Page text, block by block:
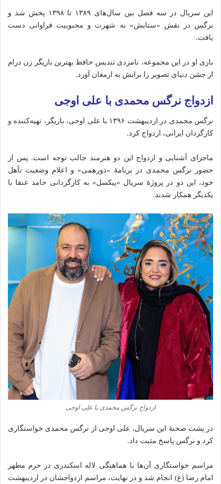
این سریال در سه فصل بین سال‌های ۱۳۸۹ تا۱۳۹۸ پخش شد و
نرگس در نقش «ستایش» به شهرت و محبوبیت فراوانی دست
یافت.
بازی او در این مجموعه، نامزدیتندیس حافظ بهترین بازیگر زن درام
از جشن دنیای تصویر را برایش به ارمغان آورد.
ازدواج نرگس محمدی با علی اوجی
نرگس محمدی در اردیبهشت ۱۳۹۶ با علی اوجی، بازیگر، تهیه‌کننده و
کارگردان
ایرانی، ازدواجکرد.
ماجرای آشنایی و ازدواج این دو هنرمند جالبتوجه است. پس
از
حضور نرگس محمدی در برنامهٔ «دورهمی» و اعلام وضعیت تأهل
خود،
این دو در پروژهٔ سریال «پیکسل» بهکارگردانی حامد عنقا با
یکدیگر همکار شدند.
ازدواج نرگس محمدی با علی اوجی
در پشت صحنهٔ این سریال، علی اوجی از نرگس محمدی خواستگاری
کرد و نرگس پاسخ مثبت داد.
مراسم خواستگاری آن‌ها با هماهنگی لاله اسکندری در حرم مطهر
امامرضا (ع) انجام شد و در نهایت، مراسم ازدواجشان در
اردیبهشت